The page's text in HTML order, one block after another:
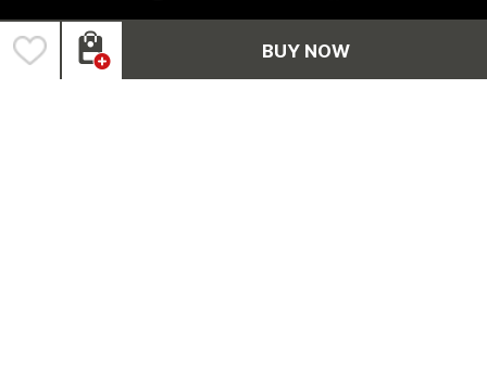
BUY NOW
(주)피닉스아웃도어코리아